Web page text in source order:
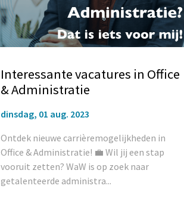
Interessante vacatures in Office
& Administratie
dinsdag, 01 aug. 2023
Ontdek nieuwe carrièremogelijkheden in
Office & Administratie! 💼 Wil jij een stap
vooruit zetten? WaW is op zoek naar
getalenteerde administra...